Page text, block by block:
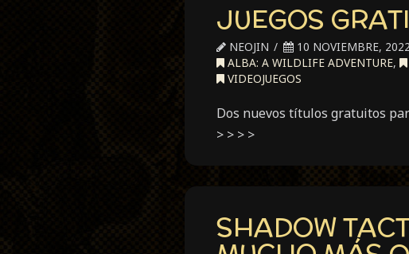
JUEGOS
NEOJIN
10 NOVIEMBRE, 2022
ALBA: A WILDLIFE ADVENTURE,
VIDEOJUEGOS
Dos nuevos títulos gratuitos
> > > >
SHADOW